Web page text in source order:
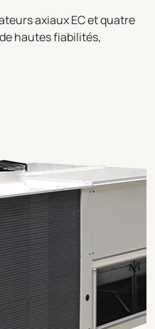
axiaux EC et quatre
hautes fiabilités,